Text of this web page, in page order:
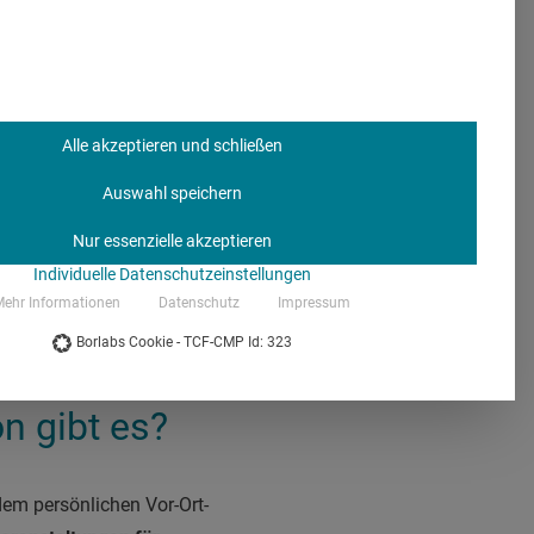
Kommunikation
erster Linie an
Fachpersonal. Ziel
zu überzeugen
wird.
gibt es?
persönlichen Vor-Ort-
Alle akzeptieren und schließen
Auswahl speichern
Nur essenzielle akzeptieren
Individuelle Datenschutzeinstellungen
Informationen Datenschutz Impressum
Borlabs Cookie - TCF-CMP Id: 323